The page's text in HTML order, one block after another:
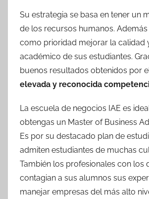
Su estrategia se basa en tener un
de los recursos humanos.
como prioridad mejorar la calidad
académico de sus estudiantes.
buenos resultados obtenidos por
elevada y reconocida
La escuela de negocios IAE es
obtengas un Master of Business
Es por su destacado plan de
admiten estudiantes de muchas
También los profesionales con los
contagian a sus alumnos sus
manejar empresas del más alto